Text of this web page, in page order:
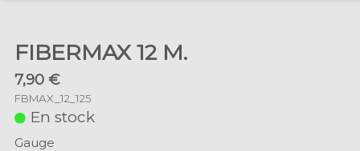
FIBERMAX 12 M.
7,90 €
FBMAX_12_125
En stock
Gauge